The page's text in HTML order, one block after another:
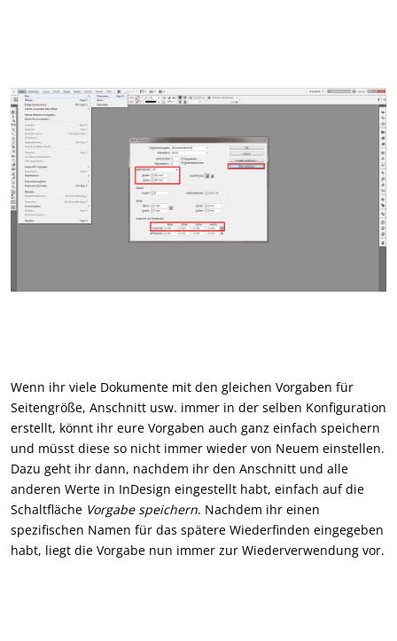
Wenn ihr viele Dokumente mit den gleichen Vorgaben für
Seitengröße, Anschnitt usw. immer in der selben Konfiguration
erstellt, könnt ihr eure Vorgaben auch ganz einfach speichern
und müsst diese so nicht immer wieder von Neuem einstellen.
Dazu geht ihr dann, nachdem ihr den Anschnitt und alle
anderen Werte in InDesign eingestellt habt, einfach auf die
Schaltfläche Vorgabe speichern. Nachdem ihr einen
spezifischen Namen für das spätere Wiederfinden eingegeben
habt, liegt die Vorgabe nun immer zur Wiederverwendung vor.